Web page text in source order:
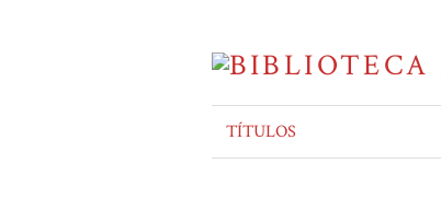
TÍTULOS